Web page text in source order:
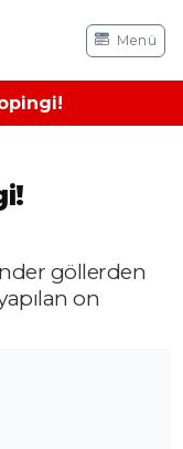
Menü
göllerden
on